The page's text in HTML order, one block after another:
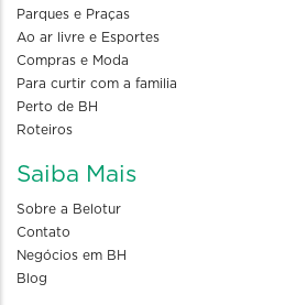
Parques e Praças
Ao ar livre e Esportes
Compras e Moda
Para curtir com a familia
Perto de BH
Roteiros
Saiba Mais
Sobre a Belotur
Contato
Negócios em BH
Blog